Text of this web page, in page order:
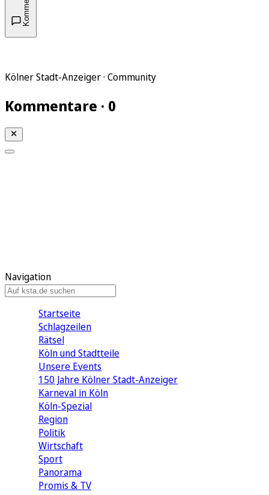
Kölner Stadt-Anzeiger · Community
Kommentare · 0
Navigation
Startseite
Schlagzeilen
Rätsel
Köln und Stadtteile
Unsere Events
150 Jahre Kölner Stadt-Anzeiger
Karneval in Köln
Köln-Spezial
Region
Politik
Wirtschaft
Sport
Panorama
Promis & TV